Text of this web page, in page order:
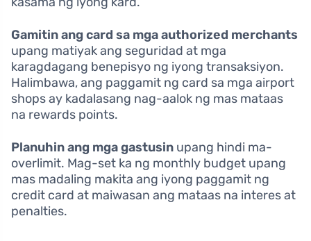
Gamitin ang card sa mga authorized merchants
upang matiyak ang seguridad at mga
karagdagang benepisyo ng iyong transaksiyon.
Halimbawa, ang paggamit ng card sa mga airport
shops ay kadalasang nag-aalok ng mas mataas
na rewards points.
Planuhin ang mga gastusin upang hindi ma-
overlimit. Mag-set ka ng monthly budget upang
mas madaling makita ang iyong paggamit ng
credit card at maiwasan ang mataas na interes at
penalties.